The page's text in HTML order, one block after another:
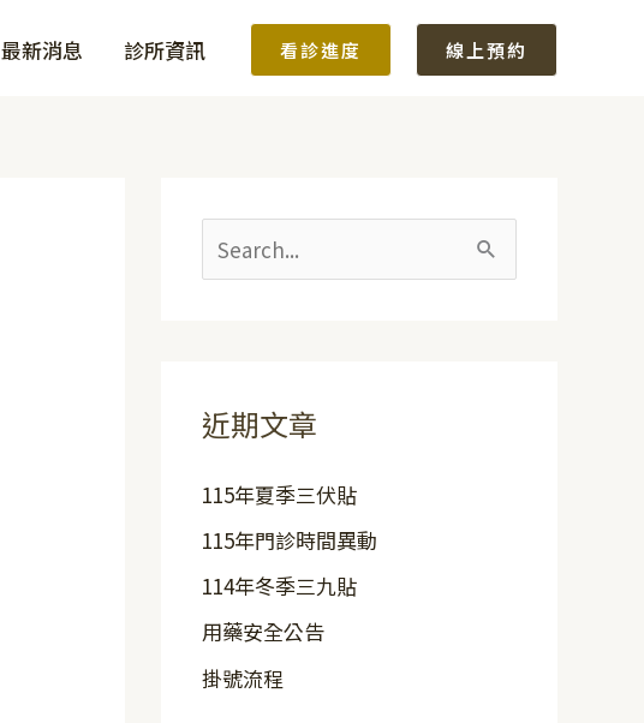
最新消息 診所資訊 看診進度 線上預約
搜
字
近期文章
115年夏季三伏貼
115年門診時間異動
114年冬季三九貼
用藥安全公告
掛號流程